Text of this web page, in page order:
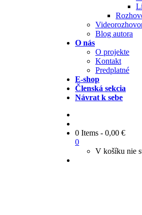
Blog autora
O nás
O projekte
Kontakt
Predplatné
E-shop
Členská sekcia
Návrat k sebe
0 Items - 0,00 €
0
V košíku nie